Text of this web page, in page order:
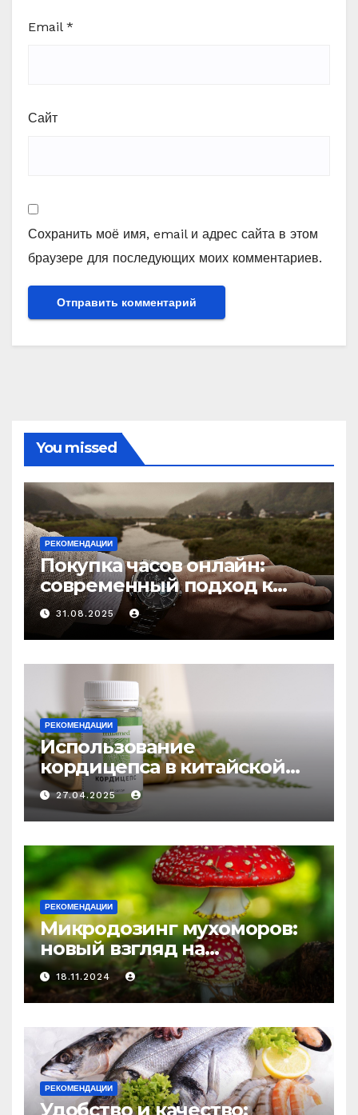
Email *
Сайт
Сохранить моё имя, email и адрес сайта в этом
браузере для последующих моих комментариев.
You missed
РЕКОМЕНДАЦИИ
Покупка часов онлайн:
современный подход к
выбору аксессуаров
31.08.2025
РЕКОМЕНДАЦИИ
Использование
кордицепса в китайской
медицине: природное
средство против усталости
и истощения
27.04.2025
РЕКОМЕНДАЦИИ
Микродозинг мухоморов:
новый взгляд на
психоделику
18.11.2024
РЕКОМЕНДАЦИИ
Удобство и качество: